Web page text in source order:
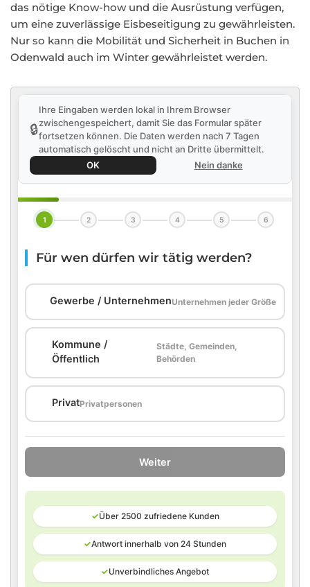
das nötige Know-how und die Ausrüstung verfügen,
um eine zuverlässige Eisbeseitigung zu gewährleisten.
Nur so kann die Mobilität und Sicherheit in Buchen in
Odenwald auch im Winter gewährleistet werden.
🔒
Ihre Eingaben werden lokal in Ihrem Browser
zwischengespeichert, damit Sie das Formular später
fortsetzen können. Die Daten werden nach 7 Tagen
automatisch gelöscht und nicht an Dritte übermittelt.
OK
Nein danke
1 2 3 4 5 6
Für wen dürfen wir tätig werden?
Gewerbe / UnternehmenUnternehmen jeder Größe
Kommune /
Öffentlich
Städte, Gemeinden,
Behörden
PrivatPrivatpersonen
Weiter
✓Über 2500 zufriedene Kunden
✓Antwort innerhalb von 24 Stunden
✓Unverbindliches Angebot